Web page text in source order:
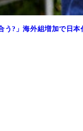
う?」海外組増加で日